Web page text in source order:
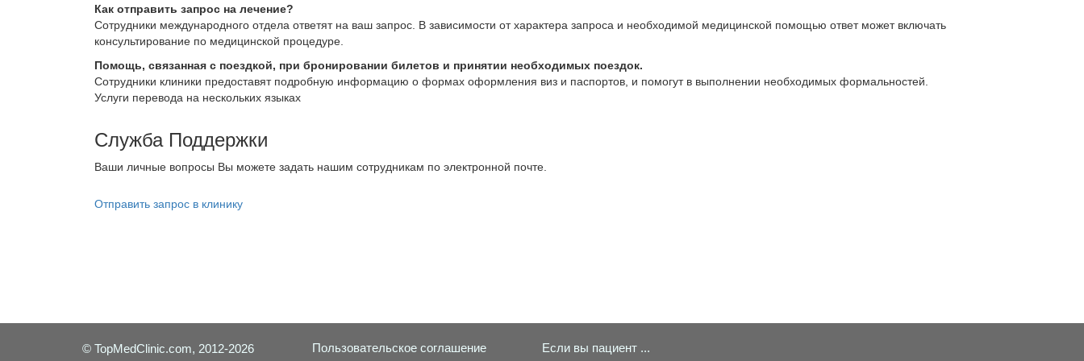
Как отправить запрос на лечение?
Сотрудники международного отдела ответят на ваш запрос. В зависимости от характера запроса и необходимой медицинской помощью ответ может включать
консультирование по медицинской процедуре.
Помощь, связанная с поездкой, при бронировании билетов и принятии необходимых поездок.
Сотрудники клиники предоставят подробную информацию о формах оформления виз и паспортов, и помогут в выполнении необходимых формальностей.
Услуги перевода на нескольких языках
Служба Поддержки
Ваши личные вопросы Вы можете задать нашим сотрудникам по электронной почте.
Отправить запрос в клинику
© TopMedClinic.com, 2012-2026 Пользовательское соглашение Если вы пациент ...